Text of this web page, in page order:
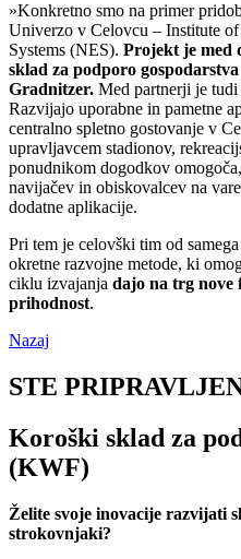
»Konkretno smo na primer
Univerzo v Celovcu – Institute
Systems (NES). Projekt je med
sklad za podporo
Gradnitzer. Med partnerji je
Razvijajo uporabne in pametne
centralno spletno gostovanje v
upravljavcem stadionov,
ponudnikom dogodkov
navijačev in obiskovalcev na
dodatne aplikacije.
Pri tem je celovški tim od
okretne razvojne metode, ki
ciklu izvajanja dajo na trg nove
prihodnost.
Nazaj
STE
Koroški sklad za
(KWF)
Želite svoje inovacije razvijati
strokovnjaki?